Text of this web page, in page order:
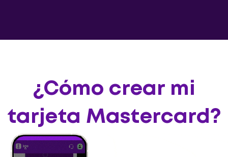
¿Cómo crear mi
tarjeta Mastercard?